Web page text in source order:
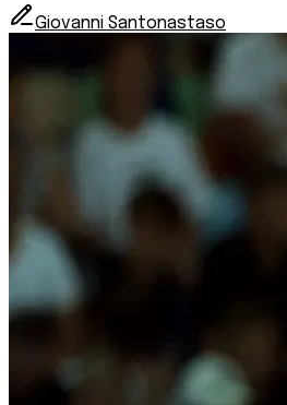
Giovanni Santonastaso